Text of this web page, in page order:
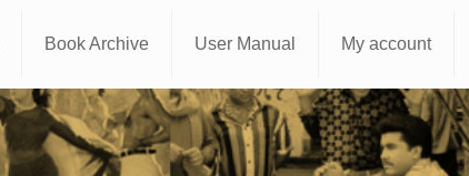
Book Archive User Manual My account